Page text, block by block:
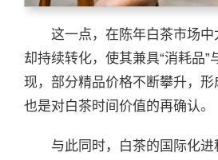
这一点，在陈年白茶市场
却持续转化，使其兼具“消耗品
现，部分精品价格不断攀升，
也是对白茶时间价值的再确认。
与此同时，白茶的国际化